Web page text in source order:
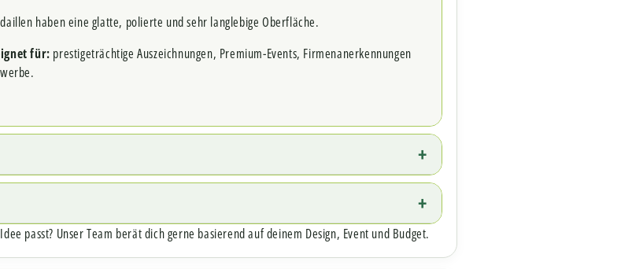
haben eine glatte, polierte und sehr langlebige Oberfläche.
für: prestigeträchtige Auszeichnungen, Premium-Events, Firmenanerkennungen
passt? Unser Team berät dich gerne basierend auf deinem Design, Event und Budget.